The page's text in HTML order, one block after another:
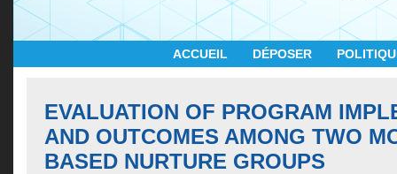
ACCUEIL DÉPOSER
EVALUATION OF PROGRAM
AND OUTCOMES AMONG TWO
BASED NURTURE GROUPS